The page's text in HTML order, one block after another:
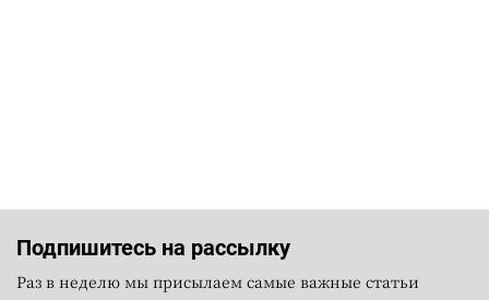
Подпишитесь на рассылку
Раз в неделю мы присылаем самые важные статьи